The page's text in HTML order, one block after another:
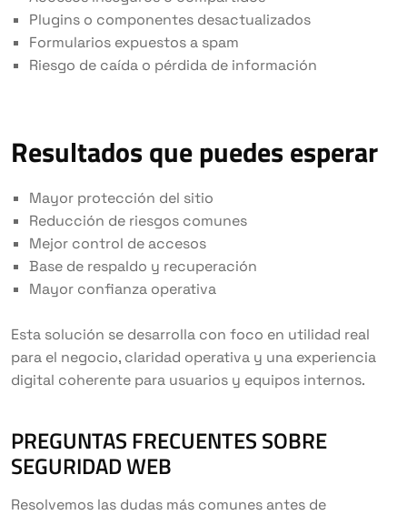
Plugins o componentes desactualizados
Formularios expuestos a spam
Riesgo de caída o pérdida de información
Resultados que puedes esperar
Mayor protección del sitio
Reducción de riesgos comunes
Mejor control de accesos
Base de respaldo y recuperación
Mayor confianza operativa
Esta solución se desarrolla con foco en utilidad real
para el negocio, claridad operativa y una experiencia
digital coherente para usuarios y equipos internos.
PREGUNTAS FRECUENTES SOBRE
SEGURIDAD WEB
Resolvemos las dudas más comunes antes de